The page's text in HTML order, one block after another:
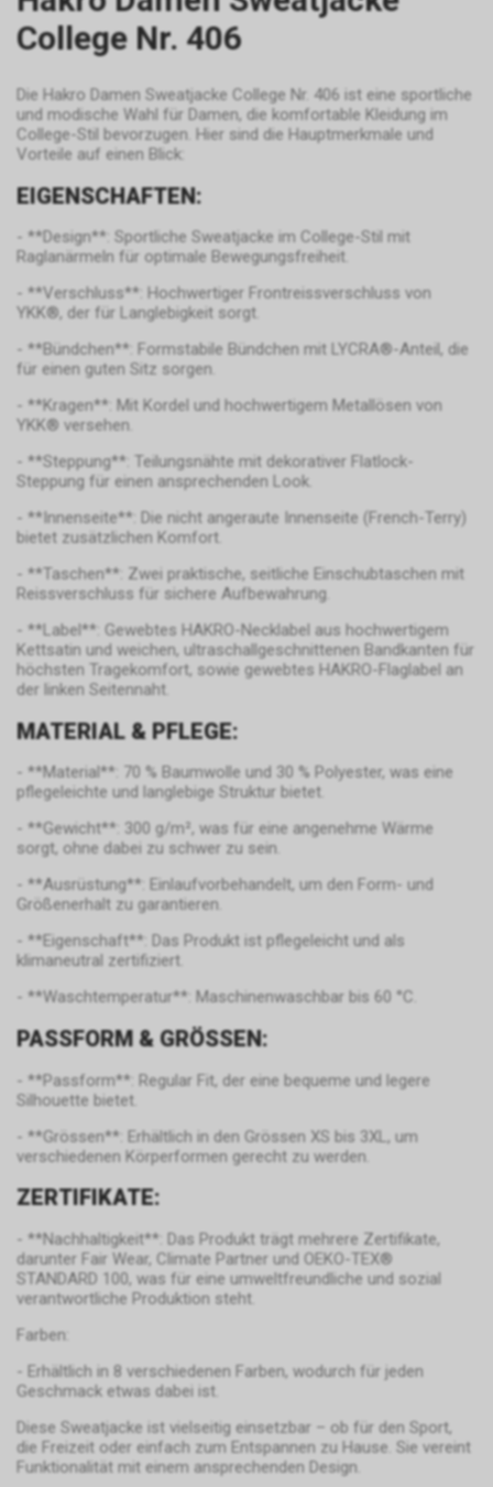
College Nr. 406
Die Hakro Damen Sweatjacke College Nr. 406 ist eine sportliche
und modische Wahl für Damen, die komfortable Kleidung im
College-Stil bevorzugen. Hier sind die Hauptmerkmale und
Vorteile auf einen Blick:
EIGENSCHAFTEN:
- **Design**: Sportliche Sweatjacke im College-Stil mit
Raglanärmeln für optimale Bewegungsfreiheit.
- **Verschluss**: Hochwertiger Frontreissverschluss von
YKK®, der für Langlebigkeit sorgt.
- **Bündchen**: Formstabile Bündchen mit LYCRA®-Anteil, die
für einen guten Sitz sorgen.
- **Kragen**: Mit Kordel und hochwertigem Metallösen von
YKK® versehen.
- **Steppung**: Teilungsnähte mit dekorativer Flatlock-
Steppung für einen ansprechenden Look.
- **Innenseite**: Die nicht angeraute Innenseite (French-Terry)
bietet zusätzlichen Komfort.
- **Taschen**: Zwei praktische, seitliche Einschubtaschen mit
Reissverschluss für sichere Aufbewahrung.
- **Label**: Gewebtes HAKRO-Necklabel aus hochwertigem
Kettsatin und weichen, ultraschallgeschnittenen Bandkanten für
höchsten Tragekomfort, sowie gewebtes HAKRO-Flaglabel an
der linken Seitennaht.
MATERIAL & PFLEGE:
- **Material**: 70 % Baumwolle und 30 % Polyester, was eine
pflegeleichte und langlebige Struktur bietet.
- **Gewicht**: 300 g/m², was für eine angenehme Wärme
sorgt, ohne dabei zu schwer zu sein.
- **Ausrüstung**: Einlaufvorbehandelt, um den Form- und
Größenerhalt zu garantieren.
- **Eigenschaft**: Das Produkt ist pflegeleicht und als
klimaneutral zertifiziert.
- **Waschtemperatur**: Maschinenwaschbar bis 60 °C.
PASSFORM & GRÖSSEN:
- **Passform**: Regular Fit, der eine bequeme und legere
Silhouette bietet.
- **Grössen**: Erhältlich in den Grössen XS bis 3XL, um
verschiedenen Körperformen gerecht zu werden.
ZERTIFIKATE:
- **Nachhaltigkeit**: Das Produkt trägt mehrere Zertifikate,
darunter Fair Wear, Climate Partner und OEKO-TEX®
STANDARD 100, was für eine umweltfreundliche und sozial
verantwortliche Produktion steht.
Farben:
- Erhältlich in 8 verschiedenen Farben, wodurch für jeden
Geschmack etwas dabei ist.
Diese Sweatjacke ist vielseitig einsetzbar – ob für den Sport,
die Freizeit oder einfach zum Entspannen zu Hause. Sie vereint
Funktionalität mit einem ansprechenden Design.
auch Art. 6 Abs. 1 lit. f DSGVO
sein. Unser berechtigtes
Interesse liegt in der Analyse,
wirtschaftlichen Betrieb unseres
Internetauftritts.
Falls Sie auf eine von Google
speichert das von uns
Tracking ein Cookie auf Ihrem
Endgerät. Diese sog.
Conversion-Cookies verlieren
mit Ablauf von 30 Tagen ihre
nicht Ihrer persönlichen
Identifikation.
Sofern das Cookie noch gültig
besuchen, können sowohl wir
als auch Google auswerten,
dass Sie auf eine unserer bei
Google platzierten Anzeigen
anschliessend auf unseren
Internetauftritt weitergeleitet
worden sind.
Durch die so eingeholten
Informationen erstellt Google
Besuch unseres
Internetauftritts. Zudem
erhalten wir hierdurch
Informationen über die Anzahl
Anzeige(n) geklickt haben sowie
über die anschliessend
aufgerufenen Seiten unseres
Internetauftritts. Weder wir
noch Dritte, die ebenfalls
Google-AdWords einsetzten,
die Lage versetzt, Sie auf
diesem Wege zu identifizieren.
Durch die entsprechenden
Einstellungen Ihres Internet-
Browsers können Sie zudem die
verhindern oder einschränken.
Gleichzeitig können Sie bereits
erforderlichen Schritte und
Massnahmen hängen jedoch
von Ihrem konkret genutzten
Internet-Browser ab. Bei Fragen
Dokumentation Ihres Internet-
Browsers oder wenden sich an
Ferner bietet auch Google unter
https://services.google.com/sitestats/